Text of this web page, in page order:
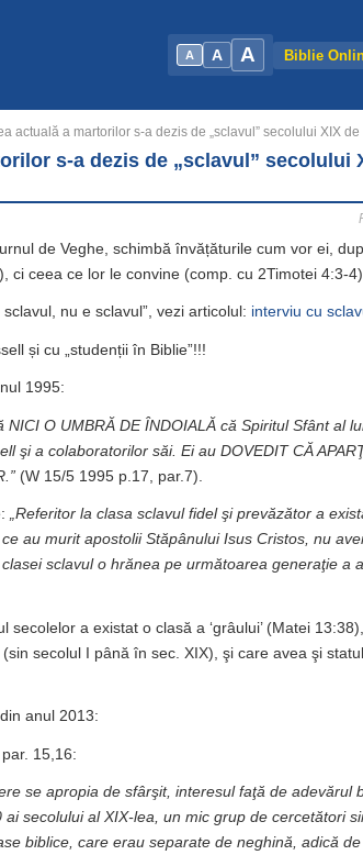
A A A Biblie
actuală a martorilor s-a dezis de „sclavul” secolului XIX de
s-a dezis de „sclavul” secolului
de Veghe, schimbă învățăturile cum vor ei,
ci ceea ce lor le convine (comp. cu 2Timotei 4:3-
nu e sclavul”, vezi articolul: interviu cu
și cu „studenții în Biblie”!!!
1995:
NICI O UMBRĂ DE ÎNDOIALĂ că Spiritul Sfânt al
şi a colaboratorilor săi. Ei au DOVEDIT CĂ
(W 15/5 1995 p.17, par.7).
„Referitor la clasa sclavul fidel şi prevăzător a
au murit apostolii Stăpânului Isus Cristos, nu
sclavul o hrănea pe următoarea generaţie a
a existat o clasă a ‘grâului’ (Matei 13:38),
secolul I până în sec. XIX), şi care avea şi statul
anul 2013:
15,16:
se apropia de sfârşit, interesul faţă de adevărul
ai secolului al XIX-lea, un mic grup de cercetători
biblice, care erau separate de neghină, adică